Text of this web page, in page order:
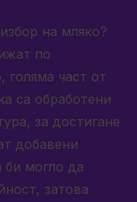
на мляко?
по
голяма част от
са обработени
за достигане
добавени
би могло да
затова